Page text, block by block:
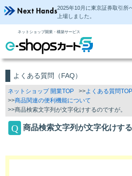
2025年10月に東京証券取引所
上場しました。
ネットショップ開業・構築サービス
よくある質問（FAQ）
ネットショップ 開業TOP よくある質問TOP
商品関連の便利機能について
商品検索文字列が文字化けするのですが。
商品検索文字列が文字化けする